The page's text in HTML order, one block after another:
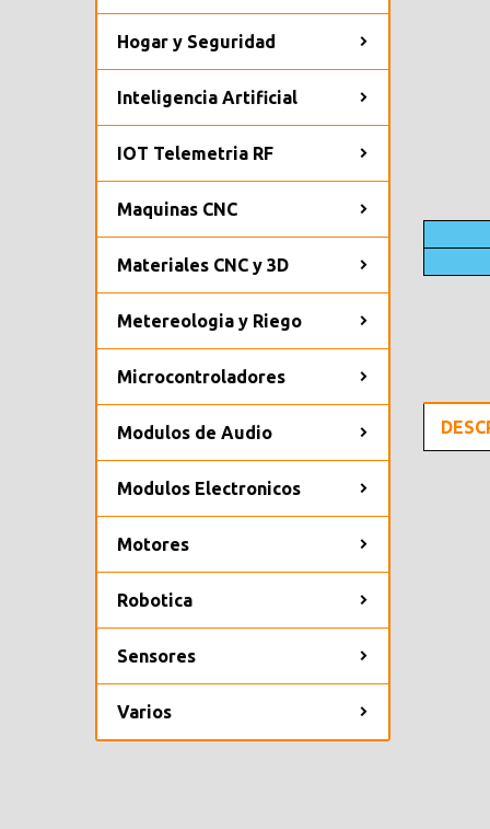
Hogar y Seguridad
Inteligencia Artificial
IOT Telemetria RF
Maquinas CNC
Materiales CNC y 3D
Metereologia y Riego
Microcontroladores
Modulos de Audio
Modulos Electronicos
Motores
Robotica
Sensores
Varios